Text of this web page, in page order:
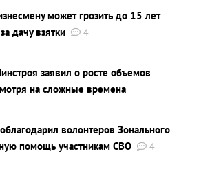
может грозить до 15 лет
дачу взятки
4
заявил о росте объемов
на сложные времена
волонтеров Зонального
помощь участникам СВО
4